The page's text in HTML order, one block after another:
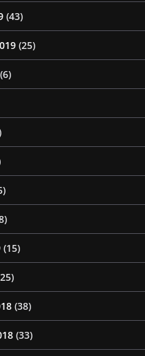
(43)
(25)
(6)
(15)
(38)
(33)